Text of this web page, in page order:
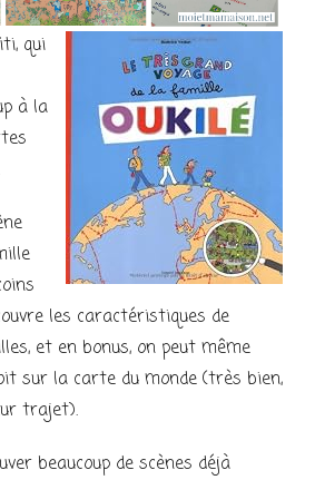
qui
à la
les caractéristiques de
et en bonus, on peut même
sur la carte du monde (très bien,
trajet).
beaucoup de scènes déjà